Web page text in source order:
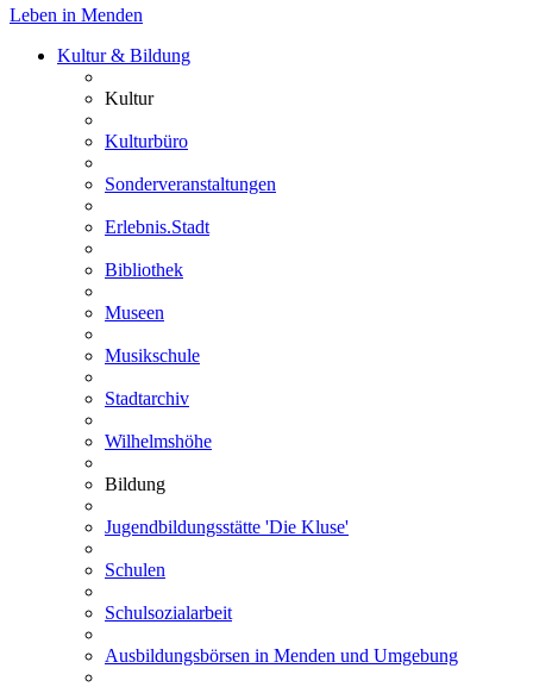
Leben in Menden
Kultur & Bildung
Kultur
Kulturbüro
Sonderveranstaltungen
Erlebnis.Stadt
Bibliothek
Museen
Musikschule
Stadtarchiv
Wilhelmshöhe
Bildung
Jugendbildungsstätte 'Die Kluse'
Schulen
Schulsozialarbeit
Ausbildungsbörsen in Menden und Umgebung